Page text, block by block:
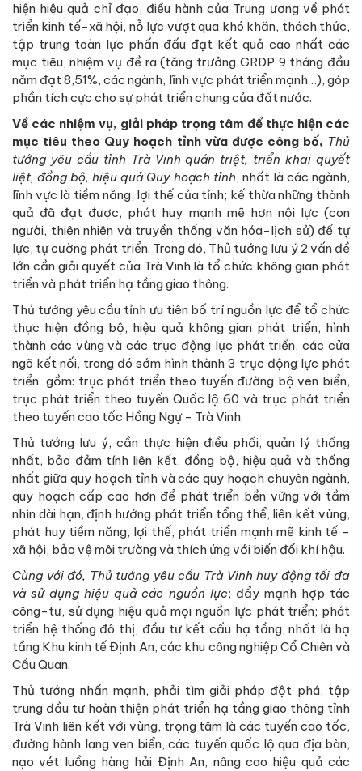
hiện hiệu quả chỉ đạo, điều hành của Trung ương về phát
triển kinh tế-xã hội, nỗ lực vượt qua khó khăn, thách thức,
tập trung toàn lực phấn đấu đạt kết quả cao nhất các
mục tiêu, nhiệm vụ đề ra (tăng trưởng GRDP 9 tháng đầu
năm đạt 8,51%, các ngành, lĩnh vực phát triển mạnh…), góp
phần tích cực cho sự phát triển chung của đất nước.
Về các nhiệm vụ, giải pháp trọng tâm để thực hiện các
mục tiêu theo Quy hoạch tỉnh vừa được công bố, Thủ
tướng yêu cầu tỉnh Trà Vinh quán triệt, triển khai quyết
liệt, đồng bộ, hiệu quả Quy hoạch tỉnh, nhất là các ngành,
lĩnh vực là tiềm năng, lợi thế của tỉnh; kế thừa những thành
quả đã đạt được, phát huy mạnh mẽ hơn nội lực (con
người, thiên nhiên và truyền thống văn hóa-lịch sử) để tự
lực, tự cường phát triển. Trong đó, Thủ tướng lưu ý 2 vấn đề
lớn cần giải quyết của Trà Vinh là tổ chức không gian phát
triển và phát triển hạ tầng giao thông.
Thủ tướng yêu cầu tỉnh ưu tiên bố trí nguồn lực để tổ chức
thực hiện đồng bộ, hiệu quả không gian phát triển, hình
thành các vùng và các trục động lực phát triển, các cửa
ngõ kết nối, trong đó sớm hình thành 3 trục động lực phát
triển gồm: trục phát triển theo tuyến đường bộ ven biển,
trục phát triển theo tuyến Quốc lộ 60 và trục phát triển
theo tuyến cao tốc Hồng Ngự - Trà Vinh.
Thủ tướng lưu ý, cần thực hiện điều phối, quản lý thống
nhất, bảo đảm tính liên kết, đồng bộ, hiệu quả và thống
nhất giữa quy hoạch tỉnh và các quy hoạch chuyên ngành,
quy hoạch cấp cao hơn để phát triển bền vững với tầm
nhìn dài hạn, định hướng phát triển tổng thể, liên kết vùng,
phát huy tiềm năng, lợi thế, phát triển mạnh mẽ kinh tế -
xã hội, bảo vệ môi trường và thích ứng với biến đối khí hậu.
Cùng với đó, Thủ tướng yêu cầu Trà Vinh huy động tối đa
và sử dụng hiệu quả các nguồn lực; đẩy mạnh hợp tác
công-tư, sử dụng hiệu quả mọi nguồn lực phát triển; phát
triển hệ thống đô thị, đầu tư kết cấu hạ tầng, nhất là hạ
tầng Khu kinh tế Định An, các khu công nghiệp Cổ Chiên và
Cầu Quan.
Thủ tướng nhấn mạnh, phải tìm giải pháp đột phá, tập
trung đầu tư hoàn thiện phát triển hạ tầng giao thông tỉnh
Trà Vinh liên kết với vùng, trọng tâm là các tuyến cao tốc,
đường hành lang ven biển, các tuyến quốc lộ qua địa bàn,
nạo vét luồng hàng hải Định An, nâng cao hiệu quả các